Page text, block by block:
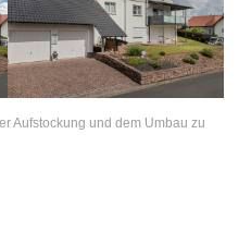
Aufstockung und dem Umbau zu